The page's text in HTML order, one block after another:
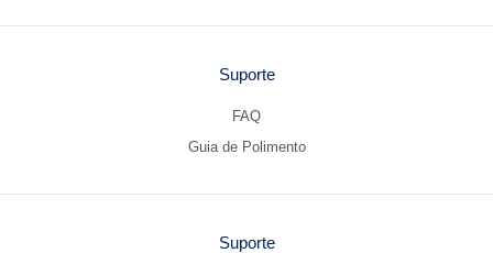
Suporte
FAQ
Guia de Polimento
Suporte